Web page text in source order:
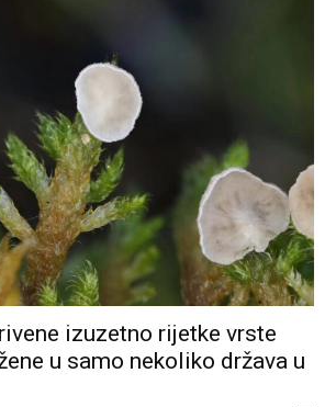
izuzetno rijetke vrste
u samo nekoliko država u